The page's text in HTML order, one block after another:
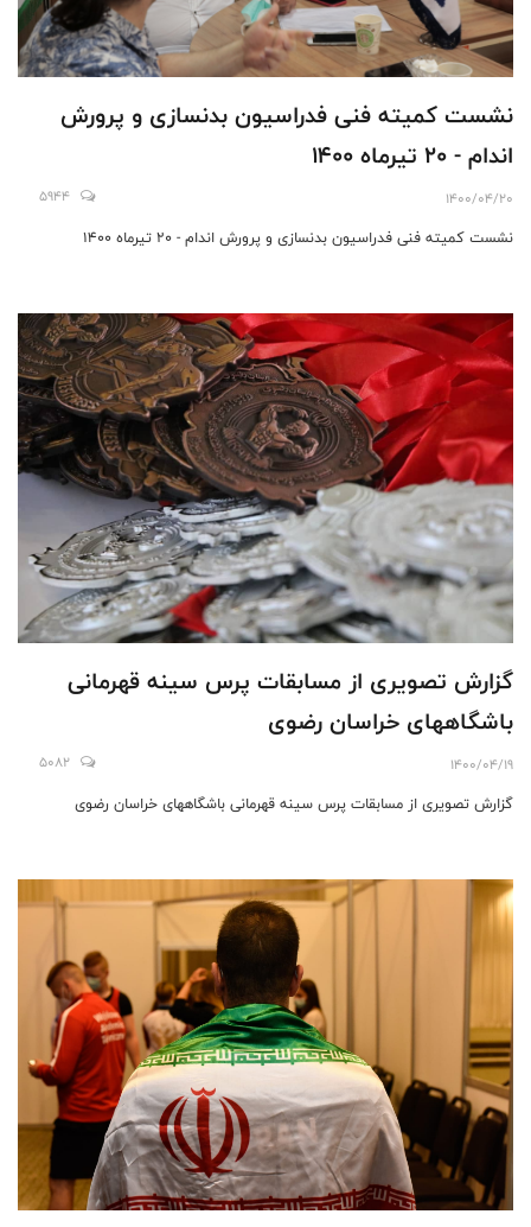
نشست کمیته فنی فدراسیون بدنسازی و پرورش
اندام - 20 تیرماه 1400
1400/04/20
5944
نشست کمیته فنی فدراسیون بدنسازی و پرورش اندام - 20 تیرماه 1400
گزارش تصویری از مسابقات پرس سینه قهرمانی
باشگاههای خراسان رضوی
1400/04/19
5082
گزارش تصویری از مسابقات پرس سینه قهرمانی باشگاههای خراسان رضوی